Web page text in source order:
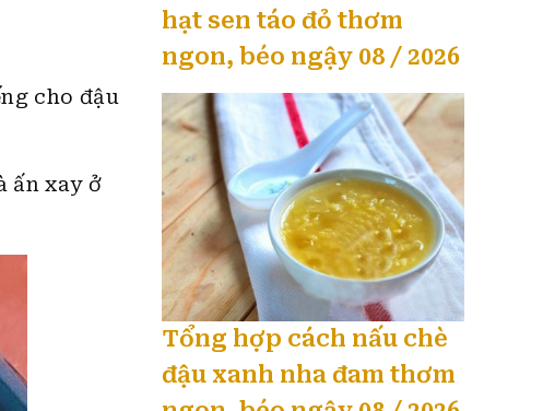
cho đậu
ấn xay ở
hạt sen táo đỏ thơm
ngon, béo ngậy 08 / 2026
Tổng hợp cách nấu chè
đậu xanh nha đam thơm